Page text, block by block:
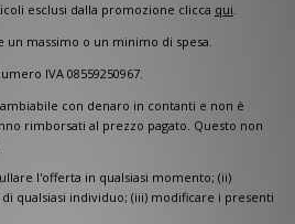
esclusi dalla promozione clicca qui.
massimo o un minimo di spesa.
IVA 08559250967.
con denaro in contanti e non è
rimborsati al prezzo pagato. Questo non
l'offerta in qualsiasi momento; (ii)
qualsiasi individuo; (iii) modificare i presenti